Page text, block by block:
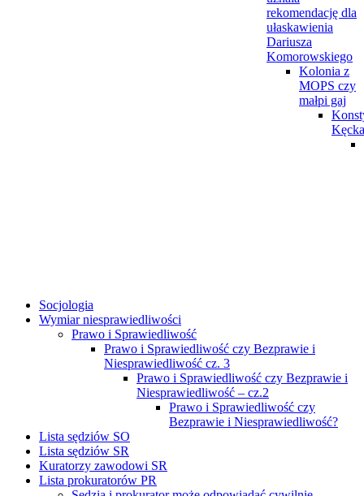
rekomendację dla
ułaskawienia
Dariusza
Komorowskiego
Kolonia z
MOPS czy
małpi gaj
Kęcka
Socjologia
Wymiar niesprawiedliwości
Prawo i Sprawiedliwość
Prawo i Sprawiedliwość czy Bezprawie i
Niesprawiedliwość cz. 3
Prawo i Sprawiedliwość czy Bezprawie i
Niesprawiedliwość – cz.2
Prawo i Sprawiedliwość czy
Bezprawie i Niesprawiedliwość?
Lista sędziów SO
Lista sędziów SR
Kuratorzy zawodowi SR
Lista prokuratorów PR